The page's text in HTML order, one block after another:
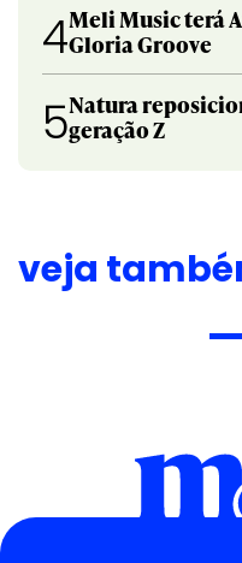
4Meli Music terá
Gloria Groove
5Natura
geração Z
veja